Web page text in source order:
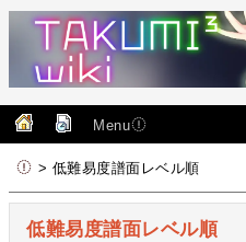
Menu
> 低難易度譜面レベル順
低難易度譜面レベル順